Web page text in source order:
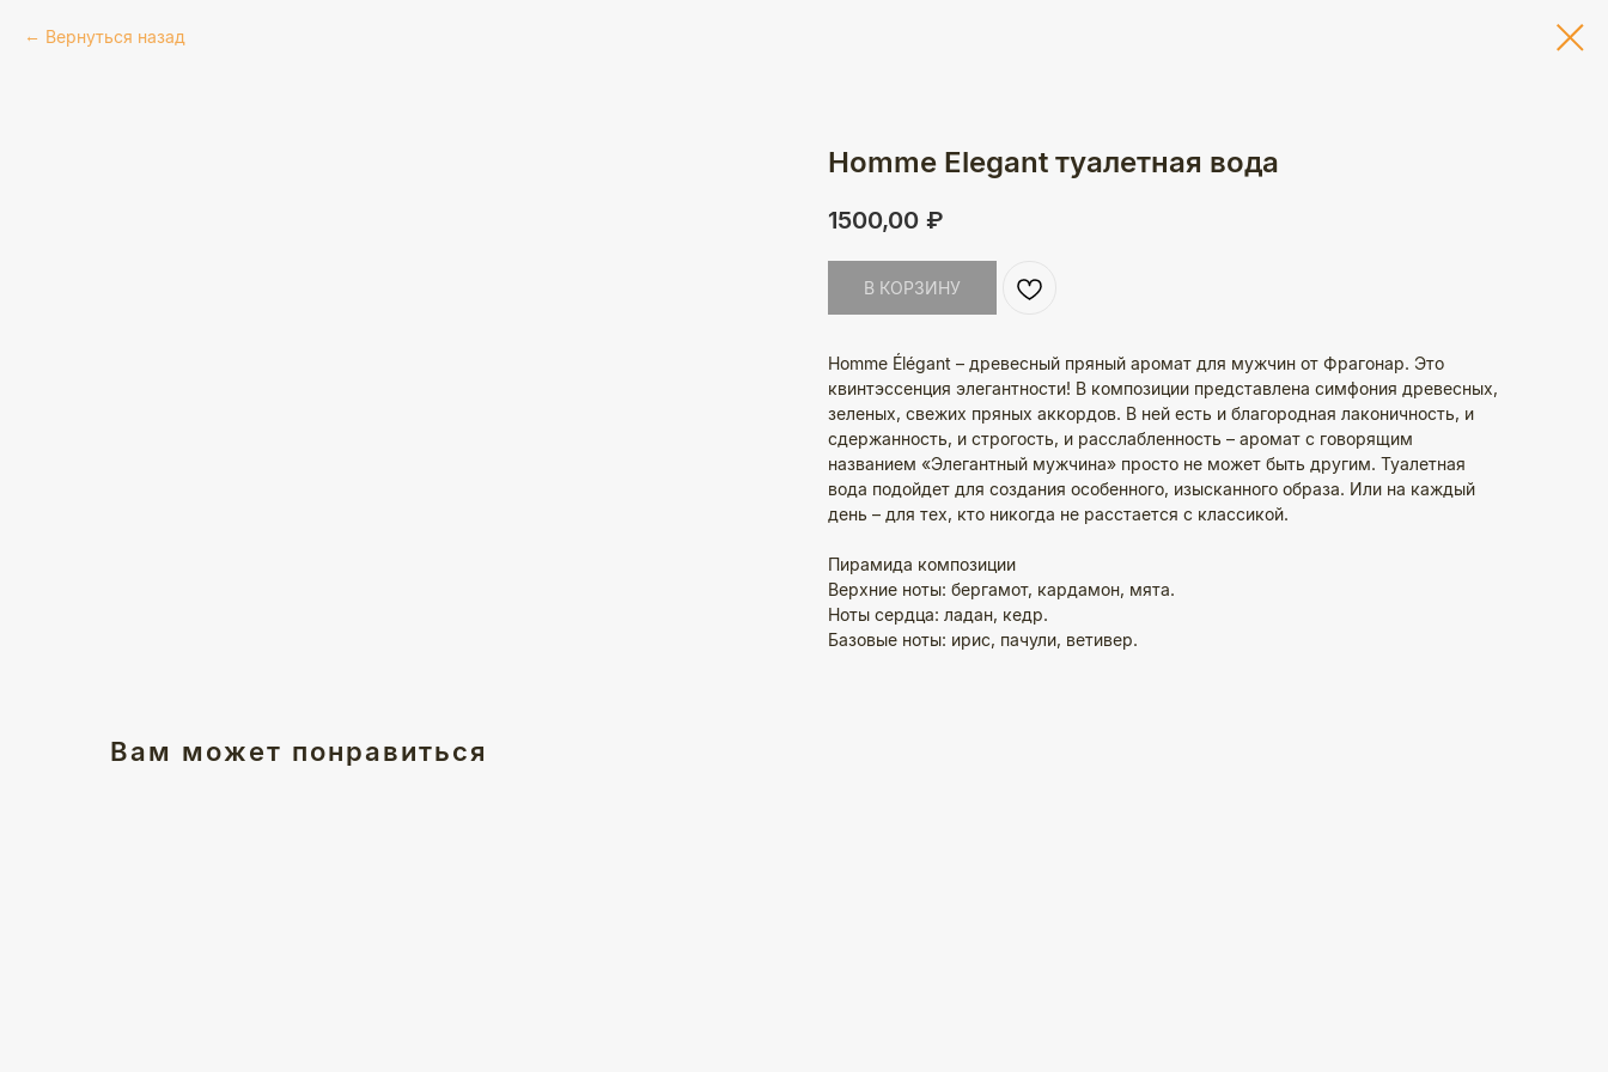
Вернуться назад
Homme Elegant туалетная вода
1500,00 ₽
В КОРЗИНУ
Homme Élégant – древесный пряный аромат для мужчин от Фрагонар. Это
квинтэссенция элегантности! В композиции представлена симфония древесных,
зеленых, свежих пряных аккордов. В ней есть и благородная лаконичность, и
сдержанность, и строгость, и расслабленность – аромат с говорящим
названием «Элегантный мужчина» просто не может быть другим. Туалетная
вода подойдет для создания особенного, изысканного образа. Или на каждый
день – для тех, кто никогда не расстается с классикой.
Пирамида композиции
Верхние ноты: бергамот, кардамон, мята.
Ноты сердца: ладан, кедр.
Базовые ноты: ирис, пачули, ветивер.
Вам может понравиться